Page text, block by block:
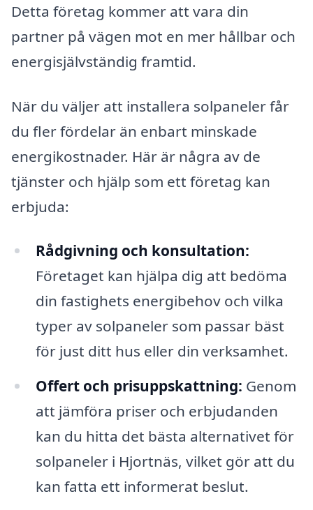
Detta företag kommer att vara din
partner på vägen mot en mer hållbar och
energisjälvständig framtid.
När du väljer att installera solpaneler får
du fler fördelar än enbart minskade
energikostnader. Här är några av de
tjänster och hjälp som ett företag kan
erbjuda:
Rådgivning och konsultation:
Företaget kan hjälpa dig att bedöma
din fastighets energibehov och vilka
typer av solpaneler som passar bäst
för just ditt hus eller din verksamhet.
Offert och prisuppskattning: Genom
att jämföra priser och erbjudanden
kan du hitta det bästa alternativet för
solpaneler i Hjortnäs, vilket gör att du
kan fatta ett informerat beslut.